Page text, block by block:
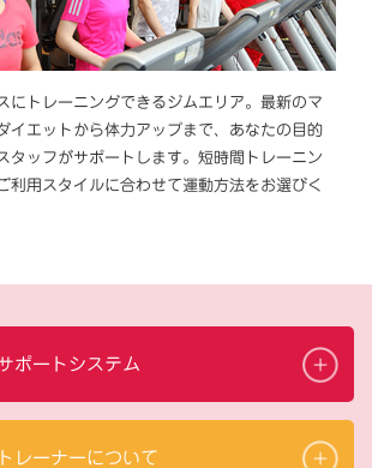
にトレーニングできるジムエリア。最新のマ
イエットから体力アップまで、あなたの目的
タッフがサポートします。短時間トレーニン
利用スタイルに合わせて運動方法をお選びく
ポートシステム
レーナーについて